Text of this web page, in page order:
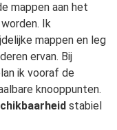
mappen aan het
Ik
mappen en leg
ervan. Bij
ik vooraf de
knooppunten.
stabiel